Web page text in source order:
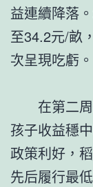
益連續降落
至34.2元/畝
次呈現吃虧。
在第二
孩子收益穩
政策利好，稻
先后履行最